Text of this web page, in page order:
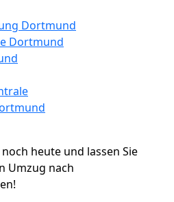
Dortmund
Dortmund
heute und lassen Sie
Umzug nach